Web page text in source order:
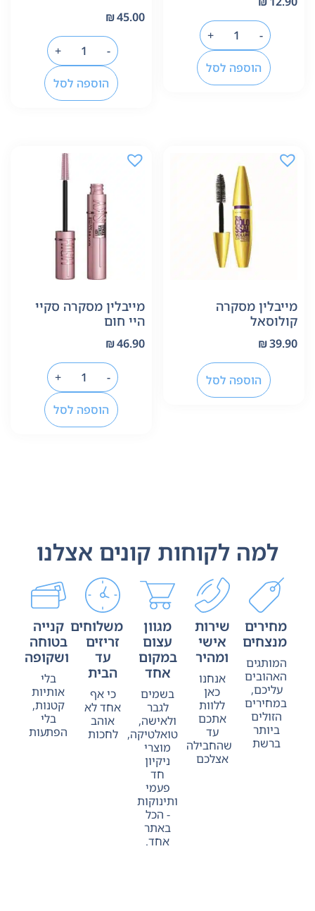
-
+
הוספה לסל
₪45.00
-
+
הוספה לסל
מייבלין מסקרה
קולוסאל
₪39.90
הוספה לסל
מייבלין מסקרה סקיי
היי חום
₪46.90
-
+
הוספה לסל
למה לקוחות קונים אצלנו
מחירים
מנצחים
המותגים
האהובים
עליכם,
במחירים
הזולים
ביותר
ברשת
שירות
אישי
ומהיר
אנחנו
כאן
ללוות
אתכם
עד
שהחבילה
אצלכם
מגוון
עצום
במקום
אחד
בשמים
לגבר
ולאישה,
טואלטיקה,
מוצרי
ניקיון
חד
פעמי
ותינוקות
- הכל
באתר
אחד.
משלוחים
זריזים
עד
הבית
כי אף
אחד לא
אוהב
לחכות
קנייה
בטוחה
ושקופה
בלי
אותיות
קטנות,
בלי
הפתעות